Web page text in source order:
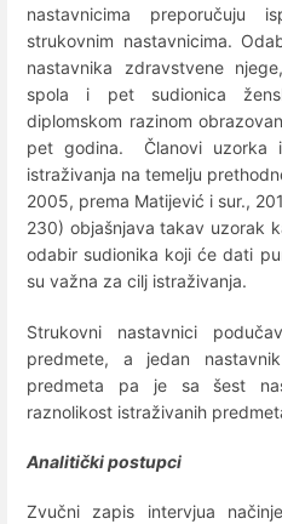
nastavnicima preporučuju
strukovnim nastavnicima.
nastavnika zdravstvene
spola i pet sudionica
diplomskom razinom
pet godina. Članovi uzorka
istraživanja na temelju
2005, prema Matijević i sur.,
230) objašnjava takav uzorak
odabir sudionika koji će dati
su važna za cilj istraživanja.
Strukovni nastavnici
predmete, a jedan
predmeta pa je sa šest
raznolikost istraživanih
Analitički postupci
Zvučni zapis intervjua